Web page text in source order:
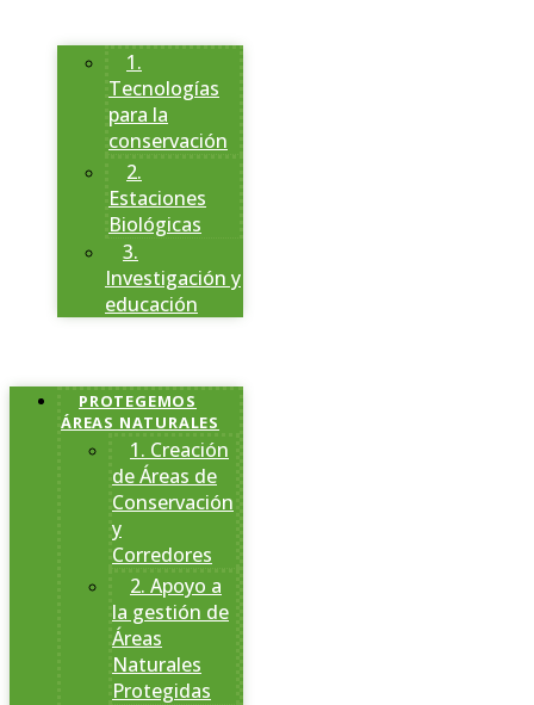
1.
Tecnologías
para la
conservación
2.
Estaciones
Biológicas
3.
Investigación y
educación
PROTEGEMOS
ÁREAS NATURALES
1. Creación
de Áreas de
Conservación
y
Corredores
2. Apoyo a
la gestión de
Áreas
Naturales
Protegidas